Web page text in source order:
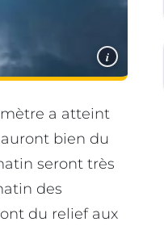
i
a atteint
bien du
seront très
des
du relief aux